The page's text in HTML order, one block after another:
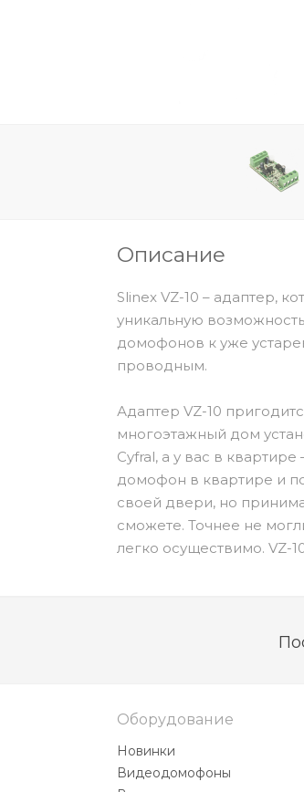
Описание
Slinex VZ-10 – адаптер,
уникальную
домофонов к уже
проводным.
Адаптер VZ-10
многоэтажный дом
Cyfral, а у вас в
домофон в квартире и
своей двери, но
сможете. Точнее не
легко осуществимо. VZ-
Оборудование
Новинки
Видеодомофоны